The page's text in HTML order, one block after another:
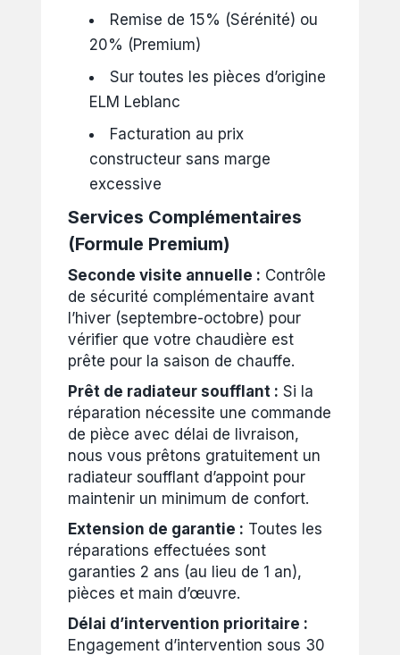
Remise de 15% (Sérénité) ou
20% (Premium)
Sur toutes les pièces d’origine
ELM Leblanc
Facturation au prix
constructeur sans marge
excessive
Services Complémentaires
(Formule Premium)
Seconde visite annuelle : Contrôle
de sécurité complémentaire avant
l’hiver (septembre-octobre) pour
vérifier que votre chaudière est
prête pour la saison de chauffe.
Prêt de radiateur soufflant : Si la
réparation nécessite une commande
de pièce avec délai de livraison,
nous vous prêtons gratuitement un
radiateur soufflant d’appoint pour
maintenir un minimum de confort.
Extension de garantie : Toutes les
réparations effectuées sont
garanties 2 ans (au lieu de 1 an),
pièces et main d’œuvre.
Délai d’intervention prioritaire :
Engagement d’intervention sous 30